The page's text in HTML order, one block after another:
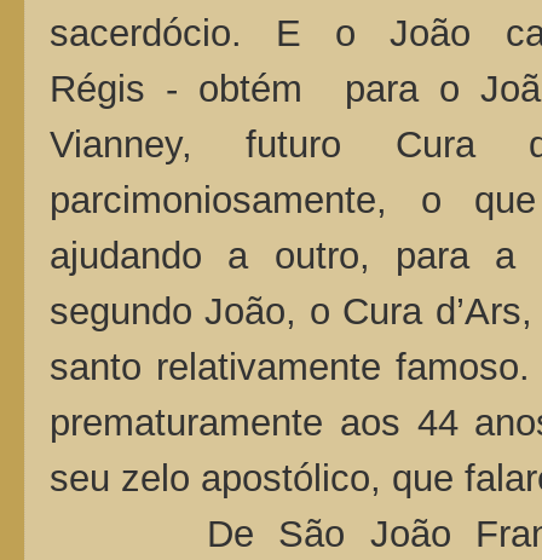
sacerdócio. E o João
Régis - obtém para o
Vianney, futuro Cura
parcimoniosamente, o
ajudando a outro, para
segundo João, o Cura
santo relativamente
prematuramente aos 44
seu zelo apostólico, que
De São João